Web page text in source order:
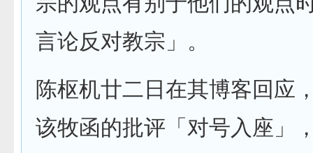
言论反对教宗」。
陈枢机廿二日在其博客回应
该牧函的批评「对号入座」